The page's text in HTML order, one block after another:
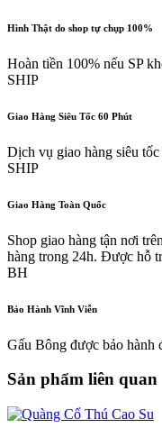
Hình Thật do shop tự chụp 100%
Hoàn tiền 100% nếu SP
SHIP
Giao Hàng Siêu Tốc 60 Phút
Dịch vụ giao hàng siêu
SHIP
Giao Hàng Toàn Quốc
Shop giao hàng tận nơi
hàng trong 24h. Được hỗ
BH
Bảo Hành Vĩnh Viễn
Gấu Bông được bảo
Sản phẩm liên quan